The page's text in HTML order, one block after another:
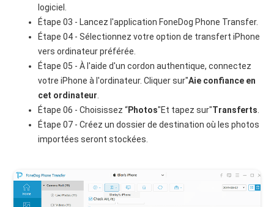
logiciel.
Étape 03 - Lancez l'application FoneDog Phone Transfer.
Étape 04 - Sélectionnez votre option de transfert iPhone
vers ordinateur préférée.
Étape 05 - À l'aide d'un cordon authentique, connectez
votre iPhone à l'ordinateur. Cliquer sur"Aie confiance en
cet ordinateur
Étape 06 - Choisissez “Photos"Et tapez sur"Transferts
Étape 07 - Créez un dossier de destination où les photos
importées seront stockées.